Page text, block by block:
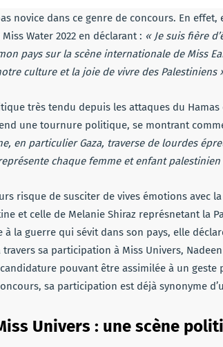
novice dans ce genre de concours. En
Water 2022 en déclarant : « Je suis fière
pays sur la scène internationale de Miss
culture et la joie de vivre des Palestiniens
très tendu depuis les attaques du Hamas
une tournure politique, se montrant
en particulier Gaza, traverse de lourdes
chaque femme et enfant
risque de susciter de vives émotions avec
et celle de Melanie Shiraz représnetant la
à la guerre qui sévit dans son pays, elle
travers sa participation à Miss Univers,
pouvant être assimilée à un geste
sa participation est déjà synonyme
Univers : une scène